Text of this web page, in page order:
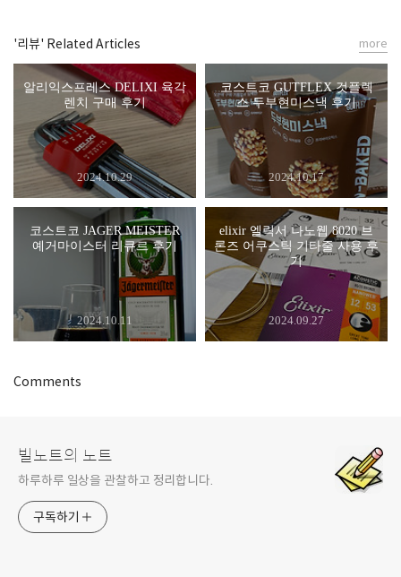
'리뷰' Related Articles
알리익스프레스 DELIXI 육각
렌치 구매 후기
2024.10.29
코스트코 GUTFLEX 것플렉
스 두부현미스낵 후기
2024.10.17
코스트코 JAGER MEISTER
예거마이스터 리큐르 후기
2024.10.11
elixir 엘릭서 나노웹 8020 브
론즈 어쿠스틱 기타줄 사용 후
기
2024.09.27
more
Comments
빌노트의 노트
하루하루 일상을 관찰하고 정리합니다.
구독하기